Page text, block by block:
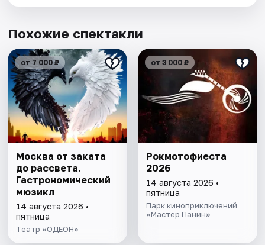
Похожие спектакли
от 7 000 ₽
Москва от заката
до рассвета.
Гастрономический
мюзикл
14 августа 2026 •
пятница
Театр «ОДЕОН»
от 3 000 ₽
Рокмотофиеста
2026
14 августа 2026 •
пятница
Парк киноприключений
«Мастер Панин»